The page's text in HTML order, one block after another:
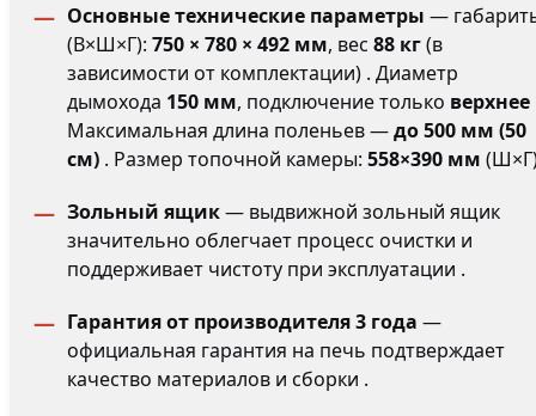
Основные технические параметры —
(В×Ш×Г): 750 × 780 × 492 мм, вес 88 кг(в
зависимости от комплектации) . Диаметр
дымохода 150 мм, подключение только верхнее
Максимальная длина поленьев —до 500 мм (50
см) . Размер топочной камеры: 558×390 мм
Зольный ящик— выдвижной зольный ящик
значительно облегчает процесс очистки и
поддерживает чистоту при эксплуатации .
Гарантия от производителя 3 года —
официальная гарантия на печь подтверждает
качество материалов и сборки .